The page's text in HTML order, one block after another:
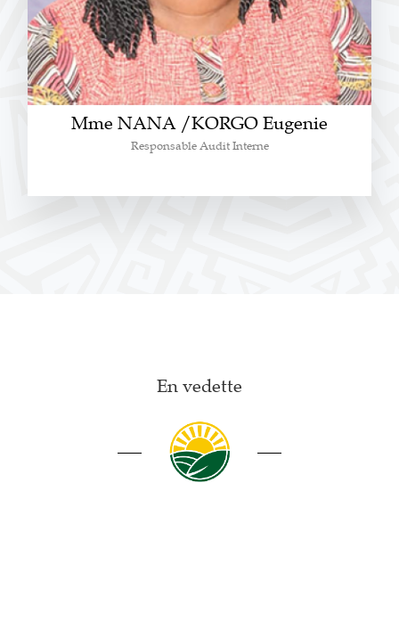
Mme NANA /KORGO Eugenie
Responsable Audit Interne
En vedette